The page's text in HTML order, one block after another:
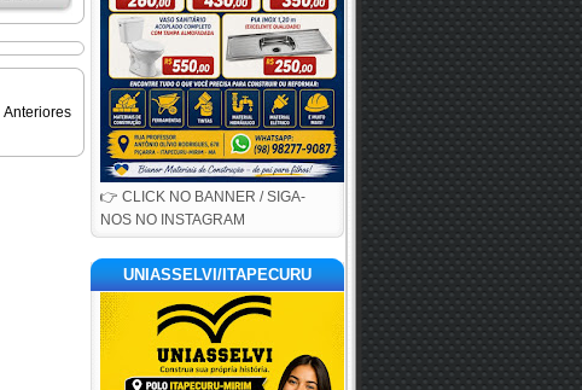
Anteriores
👉 CLICK NO BANNER / SIGA-
NOS NO INSTAGRAM
UNIASSELVI/ITAPECURU